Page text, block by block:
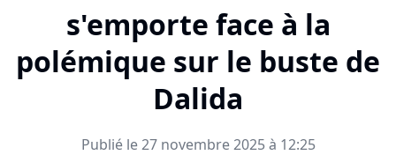
s'emporte face à la
polémique sur le buste de
Dalida
Publié le 27 novembre 2025 à 12:25